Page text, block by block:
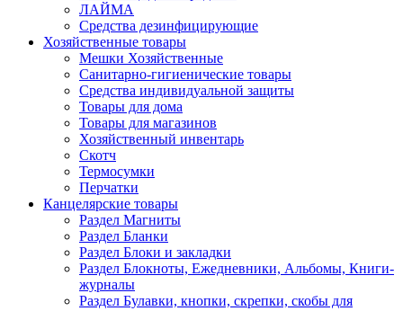
ЛАЙМА
Средства дезинфицирующие
Хозяйственные товары
Мешки Хозяйственные
Санитарно-гигиенические товары
Средства индивидуальной защиты
Товары для дома
Товары для магазинов
Хозяйственный инвентарь
Скотч
Термосумки
Перчатки
Канцелярские товары
Раздел Магниты
Раздел Бланки
Раздел Блоки и закладки
Раздел Блокноты, Ежедневники, Альбомы, Книги-
журналы
Раздел Булавки, кнопки, скрепки, скобы для